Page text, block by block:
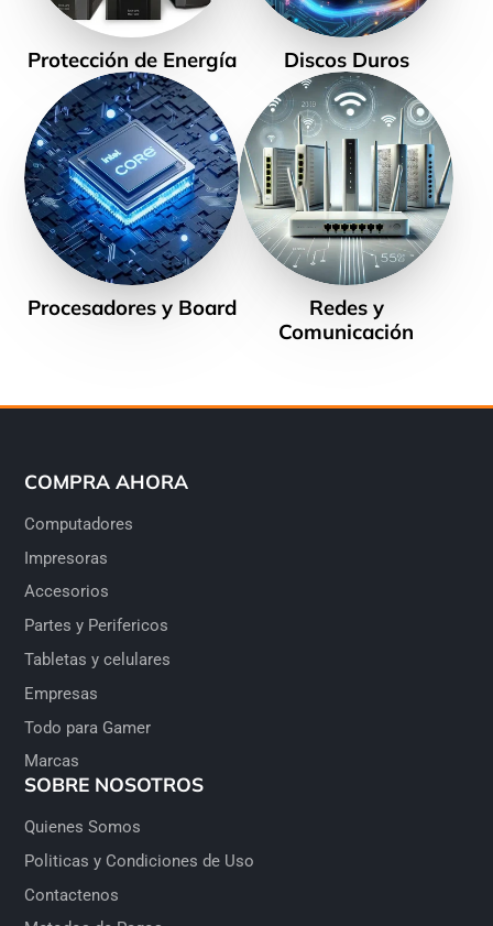
Protección de Energía Discos Duros
Procesadores y Board
Redes y
Comunicación
COMPRA AHORA
Computadores
Impresoras
Accesorios
Partes y Perifericos
Tabletas y celulares
Empresas
Todo para Gamer
Marcas
SOBRE NOSOTROS
Quienes Somos
Politicas y Condiciones de Uso
Contactenos